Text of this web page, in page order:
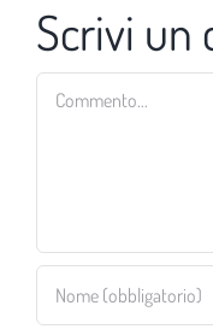
Scrivi un
Commento